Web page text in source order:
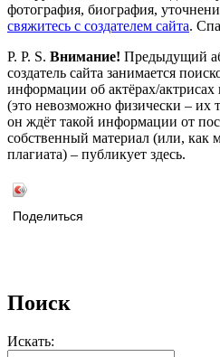
фотография, биография,
свяжитесь с создателем сайта.
P. P. S. Внимание! Предыдущий
создатель сайта занимается
информации об актёрах/актрисах
(это невозможно физически – их
он ждёт такой информации от
собственный материал (или, как
плагиата) – публикует здесь.
Поделиться
Поиск
Искать: